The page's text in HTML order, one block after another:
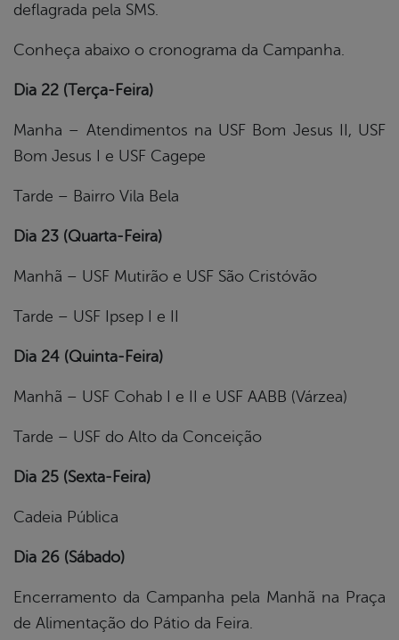
deflagrada pela SMS.
Conheça abaixo o cronograma da Campanha.
Dia 22 (Terça-Feira)
Manha – Atendimentos na USF Bom Jesus II, USF
Bom Jesus I e USF Cagepe
Tarde – Bairro Vila Bela
Dia 23 (Quarta-Feira)
Manhã – USF Mutirão e USF São Cristóvão
Tarde – USF Ipsep I e II
Dia 24 (Quinta-Feira)
Manhã – USF Cohab I e II e USF AABB (Várzea)
Tarde – USF do Alto da Conceição
Dia 25 (Sexta-Feira)
Cadeia Pública
Dia 26 (Sábado)
Encerramento da Campanha pela Manhã na Praça
de Alimentação do Pátio da Feira.